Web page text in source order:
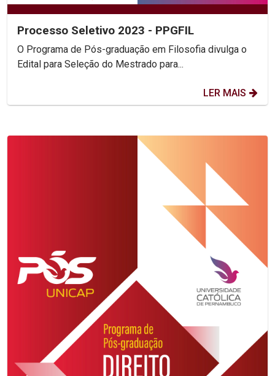
Processo Seletivo 2023 - PPGFIL
O Programa de Pós-graduação em Filosofia divulga o
Edital para Seleção do Mestrado para...
LER MAIS